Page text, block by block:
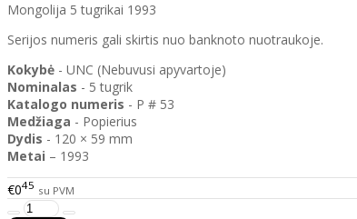
Mongolija 5 tugrikai 1993
Serijos numeris gali skirtis nuo banknoto nuotraukoje.
Kokybė - UNC (Nebuvusi apyvartoje)
Nominalas - 5 tugrik
Katalogo numeris - P # 53
Medžiaga - Popierius
Dydis - 120 × 59 mm
Metai – 1993
€045 su PVM